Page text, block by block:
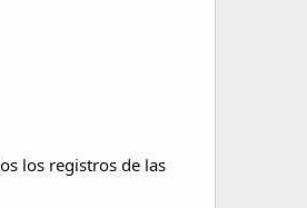
los registros de las